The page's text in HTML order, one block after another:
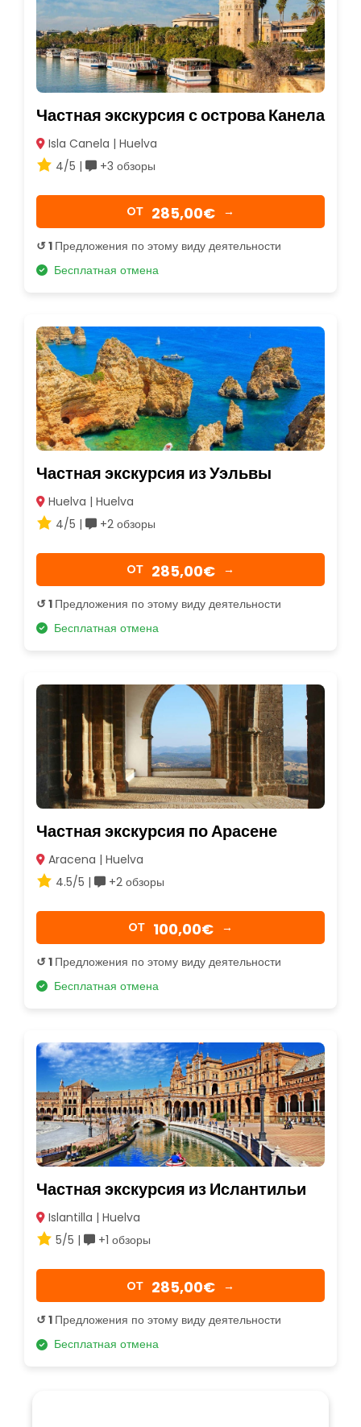
Частная экскурсия с острова Канела
Isla Canela | Huelva
4/5 |
+3 обзоры
OТ 285,00€ →
↺ 1 Предложения по этому виду деятельности
Бесплатная отмена
Частная экскурсия из Уэльвы
Huelva | Huelva
4/5 |
+2 обзоры
OТ 285,00€ →
↺ 1 Предложения по этому виду деятельности
Бесплатная отмена
Частная экскурсия по Арасене
Aracena | Huelva
4.5/5 |
+2 обзоры
OТ 100,00€ →
↺ 1 Предложения по этому виду деятельности
Бесплатная отмена
Частная экскурсия из Ислантильи
Islantilla | Huelva
5/5 |
+1 обзоры
OТ 285,00€ →
↺ 1 Предложения по этому виду деятельности
Бесплатная отмена